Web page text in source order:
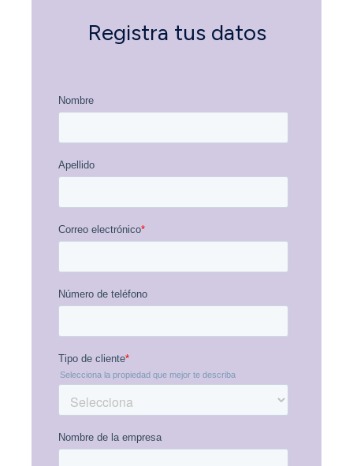
Registra tus datos